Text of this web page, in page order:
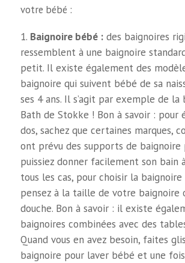
votre bébé :
Baignoire bébé :des baignoires
ressemblent à une baignoire
petit. Il existe également des
baignoire qui suivent bébé de sa
ses 4 ans. Il s’agit par exemple de
Bath de Stokke ! Bon à savoir : pour
dos, sachez que certaines marques,
ont prévu des supports de baignoire
puissiez donner facilement son bain
tous les cas, pour choisir la baignoire
pensez à la taille de votre baignoire
douche. Bon à savoir : il existe
baignoires combinées avec des
Quand vous en avez besoin, faites
baignoire pour laver bébé et une